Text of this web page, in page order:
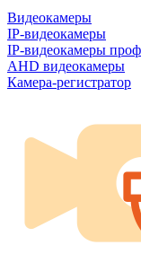
Видеокамеры
IP-видеокамеры
IP-видеокамеры
AHD видеокамеры
Камера-регистратор